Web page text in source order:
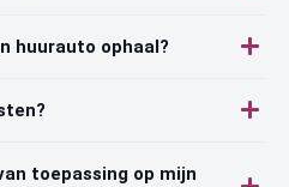
huurauto ophaal?
toepassing op mijn